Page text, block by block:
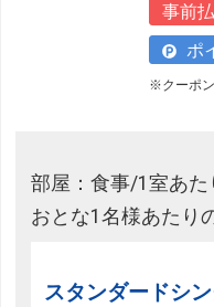
事前
ポ
※クーポン
部屋：食事/1室あた
おとな1名様あたり
スタンダードシ